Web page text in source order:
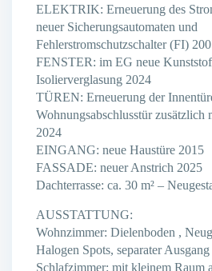
ELEKTRIK: Erneuerung des
neuer Sicherungsautomaten und
Fehlerstromschutzschalter (FI)
FENSTER: im EG neue
Isolierverglasung 2024
TÜREN: Erneuerung der
Wohnungsabschlusstür zusätzlich
2024
EINGANG: neue Haustüre 2015
FASSADE: neuer Anstrich 2025
Dachterrasse: ca. 30 m² –
AUSSTATTUNG:
Wohnzimmer: Dielenboden ,
Halogen Spots, separater Ausgang
Schlafzimmer: mit kleinem Raum